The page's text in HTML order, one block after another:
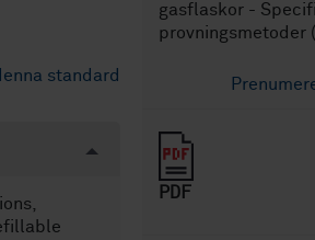
standard
gasflaskor -
provningsmetoder
PDF